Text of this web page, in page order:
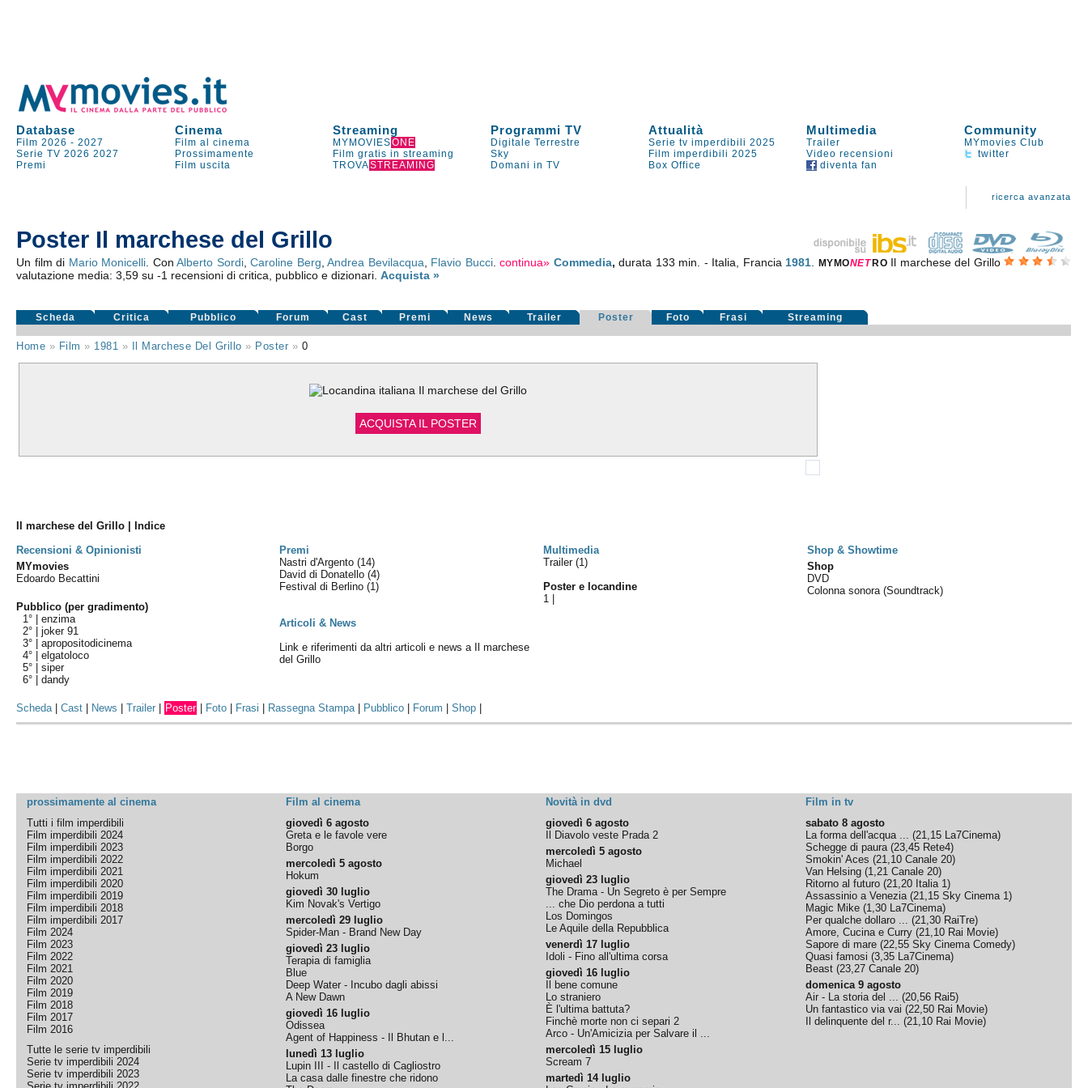
Database Cinema Streaming Programmi TV Attualità Multimedia Community
Film 2026 -2027 Film al cinema MYMOVIESONE Digitale Terrestre Serie tv imperdibili 2025 Trailer
MYmovies Club
Serie TV 2026 2027 Prossimamente Film gratis in streaming Sky Film imperdibili 2025 Video recensioni
twitter
Premi
Film uscita TROVASTREAMING Domani in TV Box Office diventa fan
ricerca avanzata
Poster Il marchese del Grillo
Un film di Mario Monicelli . ConAlberto Sordi,Caroline Berg ,Andrea Bevilacqua Flavio Bucci.continua» Commedia,durata 133 min. - Italia, Francia 1981 MYMONET RO Il marchese del Grillo
valutazione media:3,59 su-1 recensioni di critica, pubblico e dizionari.Acquista »
Scheda Critica Pubblico Forum Cast Premi News Trailer Poster Foto Frasi Streaming
Home » Film » 1981 » Il Marchese Del Grillo » Poster » 0
ACQUISTA IL POSTER
Il marchese del Grillo | Indice
Recensioni & Opinionisti
Premi Multimedia
Shop & Showtime
MYmovies
Edoardo Becattini
Pubblico (per gradimento)
1° |enzima
2° |joker 91
3° |apropositodicinema
4° |elgatoloco
5° |siper
6° |dandy
Nastri d'Argento(14)
David di Donatello(4)
Festival di Berlino(1)
Articoli & News
Link e riferimenti da altri articoli e news a Il marchese
del Grillo
Trailer (1)
Poster e locandine
1
Shop
DVD
Colonna sonora (Soundtrack)
Scheda|Cast News |Trailer Poster Foto Frasi Rassegna Stampa| Pubblico Forum |Shop
prossimamente al cinema Film al cinema Novità in dvd
Film in tv
Tutti i film imperdibili
Film imperdibili 2024
Film imperdibili 2023
Film imperdibili 2022
Film imperdibili 2021
Film imperdibili 2020
Film imperdibili 2019
Film imperdibili 2018
Film imperdibili 2017
Film 2024
Film 2023
Film 2022
Film 2021
Film 2020
Film 2019
Film 2018
Film 2017
Film 2016
Tutte le serie tv imperdibili
Serie tv imperdibili 2024
Serie tv imperdibili 2023
giovedì 6 agosto
Greta e le favole vere
Borgo
mercoledì 5 agosto
Hokum
giovedì 30 luglio
Kim Novak's Vertigo
mercoledì 29 luglio
Spider-Man - Brand New Day
giovedì 23 luglio
Terapia di famiglia
Blue
Deep Water - Incubo dagli abissi
A New Dawn
giovedì 16 luglio
Odissea
Agent of Happiness - Il Bhutan e l...
lunedì 13 luglio
Lupin III - Il castello di Cagliostro
La casa dalle finestre che ridono
giovedì 6 agosto
Il Diavolo veste Prada 2
mercoledì 5 agosto
Michael
giovedì 23 luglio
The Drama - Un Segreto è per Sempre
... che Dio perdona a tutti
Los Domingos
Le Aquile della Repubblica
venerdì 17 luglio
Idoli - Fino all'ultima corsa
giovedì 16 luglio
Il bene comune
Lo straniero
È l'ultima battuta?
Finchè morte non ci separi 2
Arco - Un'Amicizia per Salvare il ...
mercoledì 15 luglio
Scream 7
martedì 14 luglio
sabato 8 agosto
La forma dell'acqua ... (21,15 La7Cinema)
Schegge di paura(23,45 Rete4)
Smokin' Aces (21,10 Canale 20)
Van Helsing (1,21 Canale 20)
Ritorno al futuro (21,20 Italia 1)
Assassinio a Venezia(21,15 Sky Cinema 1)
Magic Mike (1,30 La7Cinema)
Per qualche dollaro ... (21,30 RaiTre)
Amore, Cucina e Curry (21,10 Rai Movie)
Sapore di mare (22,55 Sky Cinema Comedy)
Quasi famosi (3,35 La7Cinema)
Beast (23,27 Canale 20)
domenica 9 agosto
Air - La storia del ... (20,56 Rai5)
Un fantastico via vai (22,50 Rai Movie)
Il delinquente del r... (21,10 Rai Movie)